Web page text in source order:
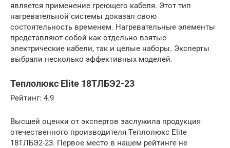
является применение греющего кабеля. Этот тип
нагревательной системы доказал свою
состоятельность временем. Нагревательные элементы
представляют собой как отдельно взятые
электрические кабели, так и целые наборы. Эксперты
выбрали несколько эффективных моделей.
Теплолюкс Elite 18ТЛБЭ2-23
Рейтинг: 4.9
Высшей оценки от экспертов заслужила продукция
отечественного производителя Теплолюкс Elite
18ТЛБЭ2-23. Первое место в нашем рейтинге не